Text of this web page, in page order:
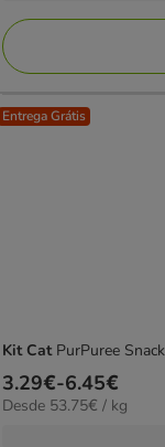
10.33€
Entrega Grátis
Kit Cat PurPuree
Preço
de
3.29€-6.45€
53.75€
Desde 53.75€ / kg